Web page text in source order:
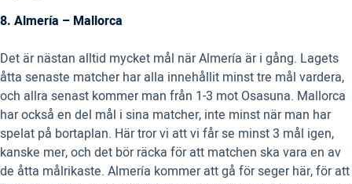
8. Almería – Mallorca
Det är nästan alltid mycket mål när Almería är i gång. Lagets
åtta senaste matcher har alla innehållit minst tre mål vardera,
och allra senast kommer man från 1-3 mot Osasuna. Mallorca
har också en del mål i sina matcher, inte minst när man har
spelat på bortaplan. Här tror vi att vi får se minst 3 mål igen,
kanske mer, och det bör räcka för att matchen ska vara en av
de åtta målrikaste. Almería kommer att gå för seger här, för att